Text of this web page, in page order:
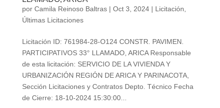
por Camila Reinoso Baltras| Oct 3, 2024| Licitación
Últimas Licitaciones
Licitación ID: 761984-28-O124 CONSTR. PAVIMEN.
PARTICIPATIVOS 33° LLAMADO, ARICA Responsable
de esta licitación: SERVICIO DE LA VIVIENDA Y
URBANIZACIÓN REGIÓN DE ARICA Y PARINACOTA,
Sección Licitaciones y Contratos Depto. Técnico Fecha
de Cierre: 18-10-2024 15:30:00...